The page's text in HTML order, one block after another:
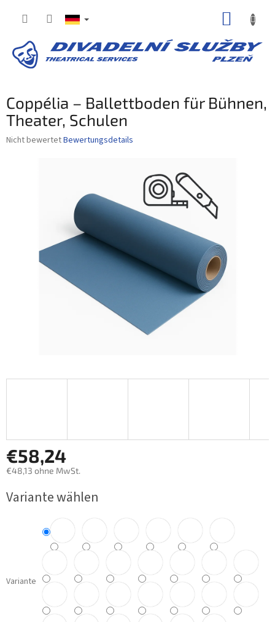
Coppélia – Ballettboden für Bühnen,
Theater, Schulen
Die
Nicht bewertetBewertungsdetails
€58,24
€48,13 ohne MwSt.
Variante wählen
Variante